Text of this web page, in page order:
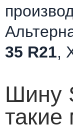
35 R21,
Шину